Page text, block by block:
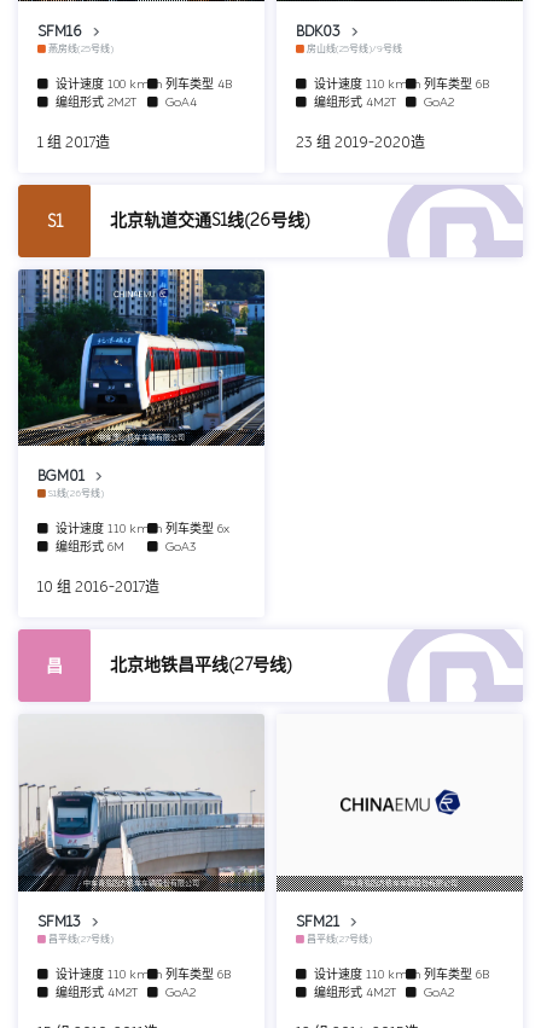
SFM16
燕房线(25号线)
设计速度 100 km/h列车类型 4B
编组形式 2M2T GoA4
1 组 2017造
BDK03
房山线(25号线)/9号线
设计速度 110 km/h列车类型 6B
编组形式 4M2T GoA2
23 组 2019-2020造
S1 北京轨道交通S1线(26号线)
中车唐山机车车辆有限公司
BGM01
S1线(26号线)
设计速度 110 km/h列车类型 6x
编组形式 6M GoA3
10 组 2016-2017造
昌 北京地铁昌平线(27号线)
中车青岛四方机车车辆股份有限公司
SFM13
昌平线(27号线)
设计速度 110 km/h列车类型 6B
编组形式 4M2T GoA2
中车青岛四方机车车辆股份有限公司
SFM21
昌平线(27号线)
设计速度 110 km/h列车类型 6B
编组形式 4M2T GoA2